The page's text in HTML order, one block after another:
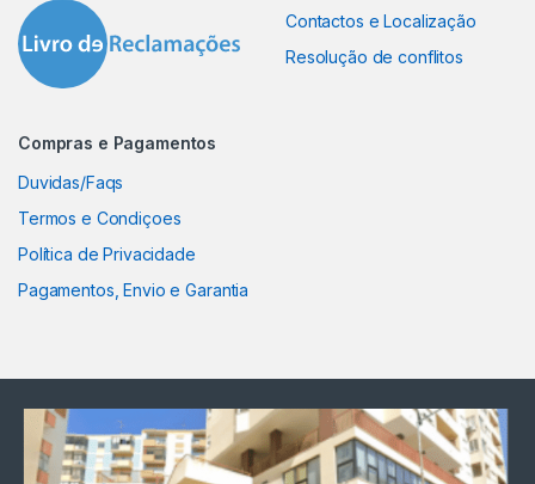
Contactos e Localização
Resolução de conflitos
Compras e Pagamentos
Duvidas/Faqs
Termos e Condiçoes
Política de Privacidade
Pagamentos, Envio e Garantia